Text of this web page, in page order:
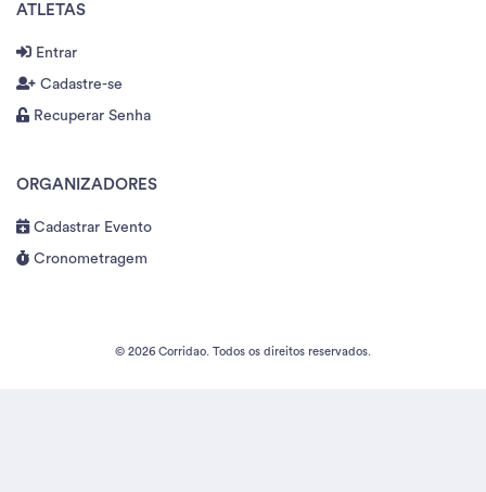
ATLETAS
Entrar
Cadastre-se
Recuperar Senha
ORGANIZADORES
Cadastrar Evento
Cronometragem
© 2026 Corridao. Todos os direitos reservados.